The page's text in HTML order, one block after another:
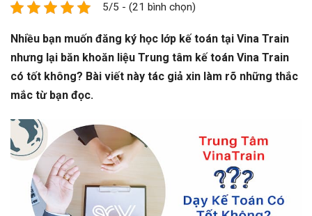
5/5 - (21 bình chọn)
Nhiều bạn muốn đăng ký học lớp kế toán tại Vina Train
nhưng lại băn khoăn liệu Trung tâm kế toán Vina Train
có tốt không? Bài viết này tác giả xin làm rõ những thắc
mắc từ bạn đọc.